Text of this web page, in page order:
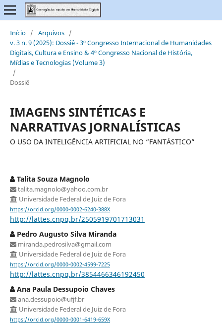
Início / Arquivos /
v. 3 n. 9 (2025): Dossiê - 3º Congresso Internacional de Humanidades
Digitais, Cultura e Ensino & 4º Congresso Nacional de História,
Mídias e Tecnologias (Volume 3)
/
Dossiê
IMAGENS SINTÉTICAS E
NARRATIVAS JORNALÍSTICAS
O USO DA INTELIGÊNCIA ARTIFICIAL NO “FANTÁSTICO”
Talita Souza Magnolo
talita.magnolo@yahoo.com.br
Universidade Federal de Juiz de Fora
https://orcid.org/0000-0002-6240-388X
http://lattes.cnpq.br/2505919701713031
Pedro Augusto Silva Miranda
miranda.pedrosilva@gmail.com
Universidade Federal de Juiz de Fora
https://orcid.org/0000-0002-4599-7225
http://lattes.cnpq.br/3854466346192450
Ana Paula Dessupoio Chaves
ana.dessupoio@ufjf.br
Universidade Federal de Juiz de Fora
https://orcid.org/0000-0001-6419-659X